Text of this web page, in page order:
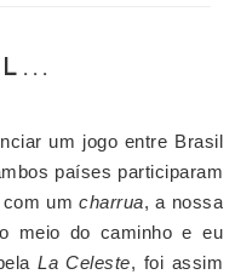
um jogo entre Brasil
países participaram
com umcharrua, a nossa
meio do caminho e eu
La Celeste, foi assim